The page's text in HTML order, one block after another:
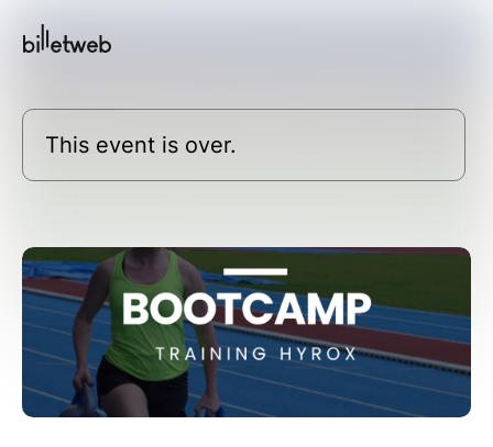
This event is over.